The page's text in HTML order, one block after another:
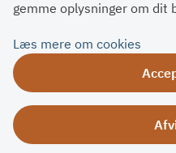
Om su.dk
gemme oplysninger om dit
Læs mere om cookies